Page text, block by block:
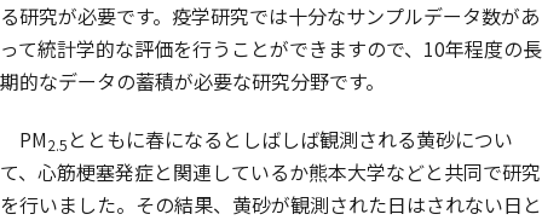
る研究が必要です。疫学研究では十分なサンプルデータ数があ
って統計学的な評価を行うことができますので、10年程度の長
期的なデータの蓄積が必要な研究分野です。
PM2.5 とともに春になるとしばしば観測される黄砂につい
て、心筋梗塞発症と関連しているか熊本大学などと共同で研究
を行いました。その結果、黄砂が観測された日はされない日と